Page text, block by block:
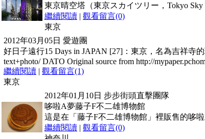
東京晴空塔（東京スカイツリー，Tokyo
繼續閱讀 | 觀看留言(0)
東京
2012年03月05日 愛遊團
好日子遠行15 Days in JAPAN [27]：東京，名為吉祥寺
text+photo/ DATO Original source from http://
繼續閱讀 | 觀看留言(1)
東京
2012年01月10日 步步街頭直擊團隊
哆啦A夢藤子F不二雄博物館
這是在「藤子F不二雄博物館」裡販售的哆
繼續閱讀 | 觀看留言(0)